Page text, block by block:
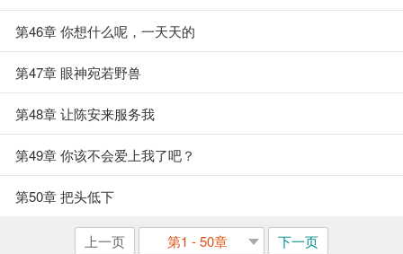
第46章 你想什么呢，一天天的
第47章 眼神宛若野兽
第48章 让陈安来服务我
第49章 你该不会爱上我了吧？
第50章 把头低下
上一页 第1 - 50章 下一页